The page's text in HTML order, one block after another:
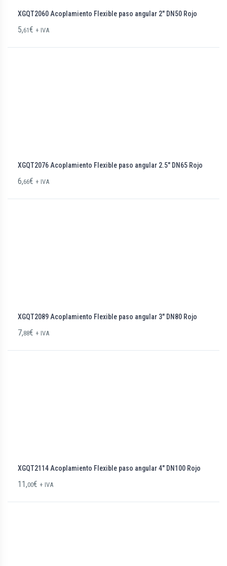
XGQT2060 Acoplamiento Flexible paso angular 2″ DN50 Rojo
5,61€ + IVA
XGQT2076 Acoplamiento Flexible paso angular 2.5″ DN65 Rojo
6,66€ + IVA
XGQT2089 Acoplamiento Flexible paso angular 3″ DN80 Rojo
7,88€ + IVA
XGQT2114 Acoplamiento Flexible paso angular 4″ DN100 Rojo
11,00€ + IVA